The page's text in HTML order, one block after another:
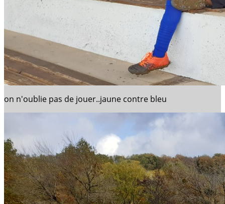
on n'oublie pas de jouer..jaune contre bleu